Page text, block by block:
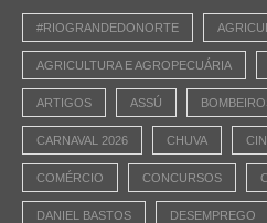
#RIOGRANDEDONORTE
AGRICULTURA E AGROPECUÁRIA
ARTIGOS ASSÚ
CARNAVAL 2026 CHUVA
COMÉRCIO CONCURSOS
DANIEL BASTOS DESEMPREGO